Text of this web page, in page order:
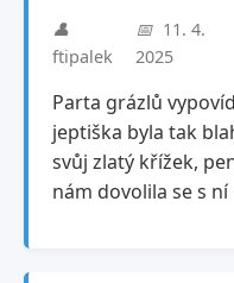
👤
ftipalek
📅 11. 4.
2025
Parta grázlů
jeptiška byla tak
svůj zlatý křížek,
nám dovolila se s